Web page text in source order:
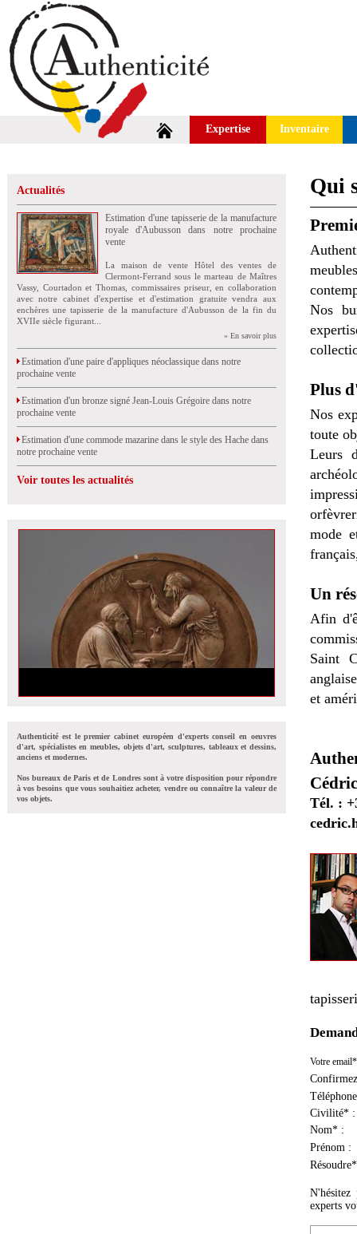
Expertise Inventaire
Actualités
Estimation d'une tapisserie de la manufacture
royale d'Aubusson dans notre prochaine
vente
La maison de vente Hôtel des ventes de
Clermont-Ferrand sous le marteau de Maîtres
Vassy, Courtadon et Thomas, commissaires priseur, en collaboration
avec notre cabinet d'expertise et d'estimation gratuite vendra aux
enchères une tapisserie de la manufacture d'Aubusson de la fin du
XVIIe siècle figurant...
» En savoir plus
Estimation d'une paire d'appliques néoclassique dans notre
prochaine vente
Estimation d'un bronze signé Jean-Louis Grégoire dans notre
prochaine vente
Estimation d'une commode mazarine dans le style des Hache dans
notre prochaine vente
Voir toutes les actualités
Authenticité est le premier cabinet européen d'experts conseil en oeuvres
d'art, spécialistes en meubles, objets d'art, sculptures, tableaux et dessins,
anciens et modernes.
Nos bureaux de Paris et de Londres sont à votre disposition pour répondre
à vos besoins que vous souhaitiez acheter, vendre ou connaître la valeur de
vos objets.
Qui
Nos
Plus
Nos
toute
Leurs
mode
Un
Afin
Saint
et
Tél. :
Votre
Civilité* :
Nom* :
Prénom :
N'hésitez
experts